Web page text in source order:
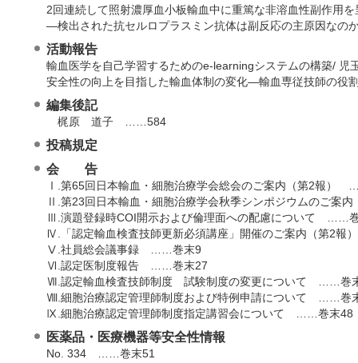
2回連続して照射濃厚血小板輸血中に重篤な非溶血性副作用
―検出された抗セルロプラスミン抗体は副反応の主原因
活動報告
輸血医学を自己学習するためのe-learningシステムの
安全性の向上を目指した輸血体制の変化―輸血専従技師
編集後記
梶原 道子 ……584
投稿規定
会 告
Ⅰ.第65回日本輸血・細胞治療学会総会のご案内（第2報）
Ⅱ.第23回日本輸血・細胞治療学会秋季シンポジウムのご
Ⅲ.演題登録時COI開示および倫理面への配慮について ……
Ⅳ.「認定輸血検査技師更新必須講座」開催のご案内（第2
Ⅴ.社員総会議事録 ……巻末9
Ⅵ.認定医制度報告 ……巻末27
Ⅶ.認定輸血検査技師制度 試験制度の変更について ……巻
Ⅷ.細胞治療認定管理師制度および特例申請について ……巻
Ⅸ.細胞治療認定管理師制度指定講習会について ……巻末48
医薬品・医療機器等安全性情報
No. 334 ……巻末51